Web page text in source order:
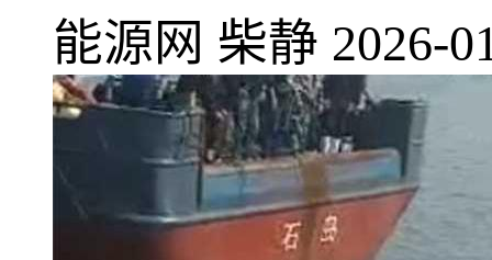
能源网 柴静 2026-